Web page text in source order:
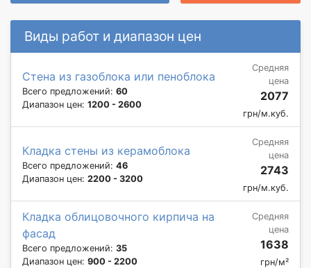
Виды работ и диапазон цен
Стена из газоблока или пеноблока
Всего предложений: 60
Диапазон цен: 1200 - 2600
Средняя
цена
2077
грн/м.куб.
Кладка стены из керамоблока
Всего предложений: 46
Диапазон цен: 2200 - 3200
Средняя
цена
2743
грн/м.куб.
Кладка облицовочного кирпича на
фасад
Всего предложений: 35
Диапазон цен: 900 - 2200
Средняя
цена
1638
грн/м²